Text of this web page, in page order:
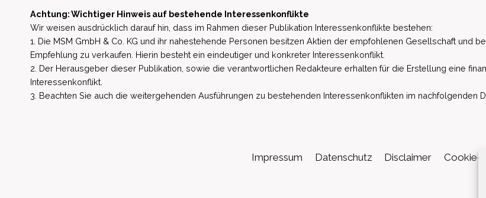
Achtung: Wichtiger Hinweis auf bestehende Interessenkonflikte
Wir weisen ausdrücklich darauf hin, dass im Rahmen dieser Publikation Interessenkonflikte bestehen:
1. Die MSM GmbH & Co. KG und ihr nahestehende Personen besitzen Aktien der empfohlenen Gesellschaft und
Empfehlung zu verkaufen. Hierin besteht ein eindeutiger und konkreter Interessenkonflikt.
2. Der Herausgeber dieser Publikation, sowie die verantwortlichen Redakteure erhalten für die Erstellung eine
Interessenkonflikt.
3. Beachten Sie auch die weitergehenden Ausführungen zu bestehenden Interessenkonflikten im nachfolgenden
Impressum Datenschutz Disclaimer Cookie-